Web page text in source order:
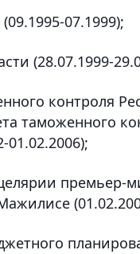
07.1999);
(28.07.1999-
контроля
таможенного
01.02.2006);
премьер-